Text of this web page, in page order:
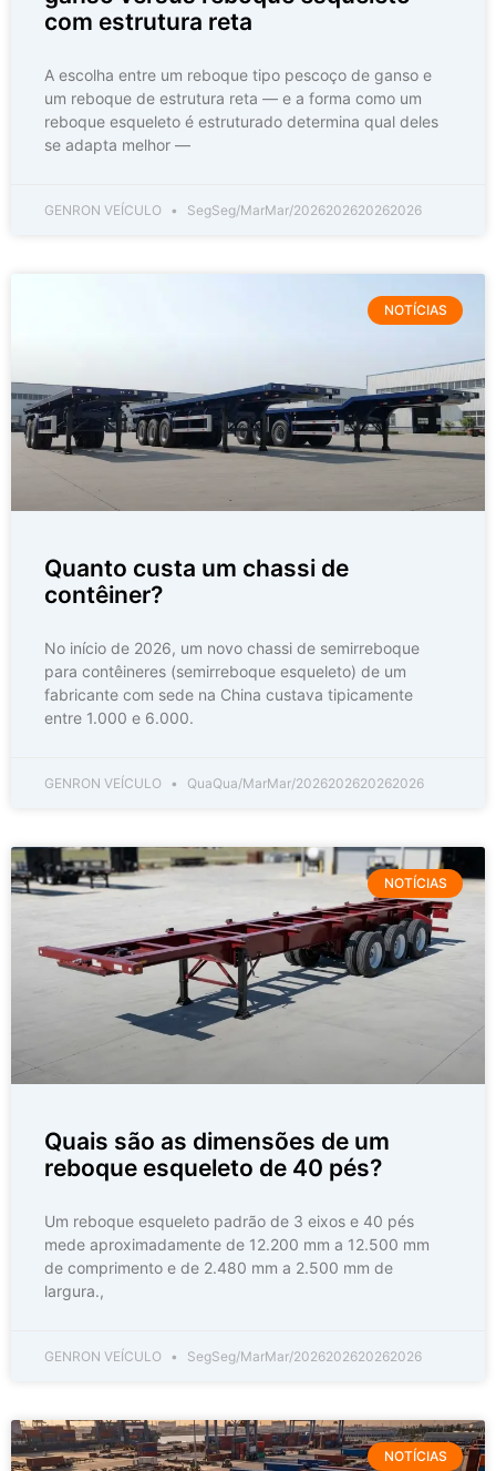
com estrutura reta
A escolha entre um reboque tipo pescoço de ganso e
um reboque de estrutura reta — e a forma como um
reboque esqueleto é estruturado determina qual deles
se adapta melhor —
GENRON VEÍCULO SegSeg/MarMar/2026202620262026
NOTÍCIAS
Quanto custa um chassi de
contêiner?
No início de 2026, um novo chassi de semirreboque
para contêineres (semirreboque esqueleto) de um
fabricante com sede na China custava tipicamente
entre 1.000 e 6.000.
GENRON VEÍCULO QuaQua/MarMar/2026202620262026
NOTÍCIAS
Quais são as dimensões de um
reboque esqueleto de 40 pés?
Um reboque esqueleto padrão de 3 eixos e 40 pés
mede aproximadamente de 12.200 mm a 12.500 mm
de comprimento e de 2.480 mm a 2.500 mm de
largura.,
GENRON VEÍCULO SegSeg/MarMar/2026202620262026
NOTÍCIAS